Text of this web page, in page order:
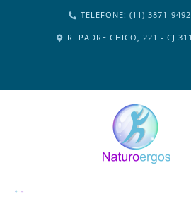
TELEFONE: (11) 3871-
R. PADRE CHICO, 221 - CJ